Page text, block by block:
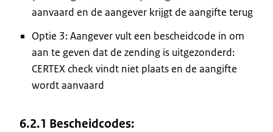
aanvaard en de aangever krijgt de aangifte terug
Optie 3: Aangever vult een bescheidcode in om
aan te geven dat de zending is uitgezonderd:
CERTEX check vindt niet plaats en de aangifte
wordt aanvaard
6.2.1 Bescheidcodes: